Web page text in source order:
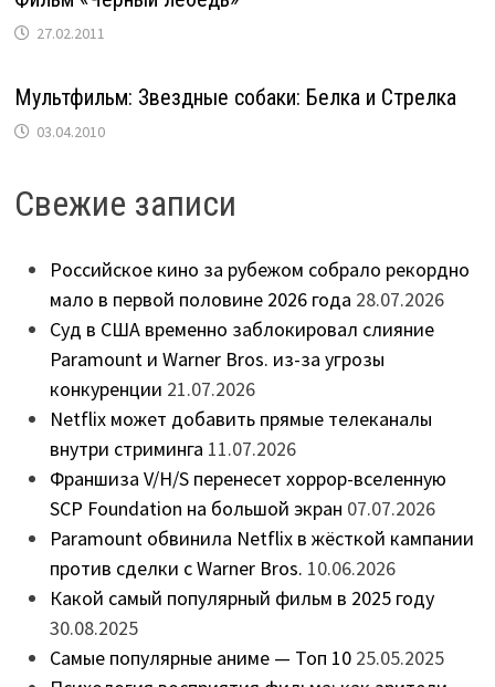
27.02.2011
Мультфильм: Звездные собаки: Белка и Стрелка
03.04.2010
Свежие записи
Российское кино за рубежом собрало рекордно
мало в первой половине 2026 года 28.07.2026
Суд в США временно заблокировал слияние
Paramount и Warner Bros. из-за угрозы
конкуренции 21.07.2026
Netflix может добавить прямые телеканалы
внутри стриминга 11.07.2026
Франшиза V/H/S перенесет хоррор-вселенную
SCP Foundation на большой экран 07.07.2026
Paramount обвинила Netflix в жёсткой кампании
против сделки с Warner Bros. 10.06.2026
Какой самый популярный фильм в 2025 году
30.08.2025
Самые популярные аниме — Топ 10 25.05.2025